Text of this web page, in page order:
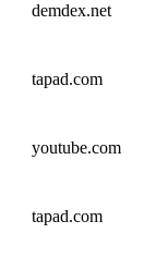
demdex.net
tapad.com
youtube.com
tapad.com